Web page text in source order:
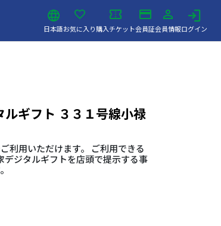
日本語お気に入り購入チケット会員証会員情報ログイン
ルギフト ３３１号線小禄
利用いただけます。 ご利用できる
デジタルギフトを店頭で提示する事